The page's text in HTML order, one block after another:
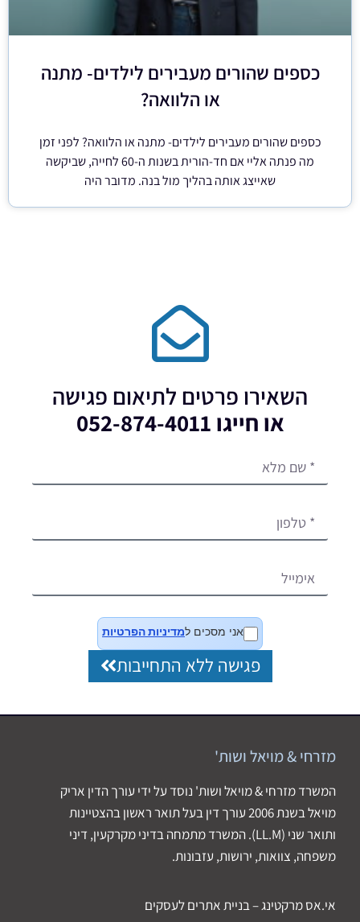
כספים שהורים מעבירים לילדים- מתנה
או הלוואה?
כספים שהורים מעבירים לילדים- מתנה או הלוואה? לפני זמן
מה פנתה אליי אם חד-הורית בשנות ה-60 לחייה, שביקשה
שאייצג אותה בהליך מול בנה. מדובר היה
השאירו פרטים לתיאום פגישה
או חייגו 052-874-4011
אני מסכים למדיניות הפרטיות
פגישה ללא התחייבות
מזרחי & מויאל ושות'
המשרד מזרחי & מויאל ושות' נוסד על ידי עורך הדין אריק
מויאל בשנת 2006 עורך דין בעל תואר ראשון בהצטיינות
ותואר שני (LL.M). המשרד מתמחה בדיני מקרקעין, דיני
משפחה, צוואות, ירושות, עזבונות.
אי.אס מרקטינג – בניית אתרים לעסקים